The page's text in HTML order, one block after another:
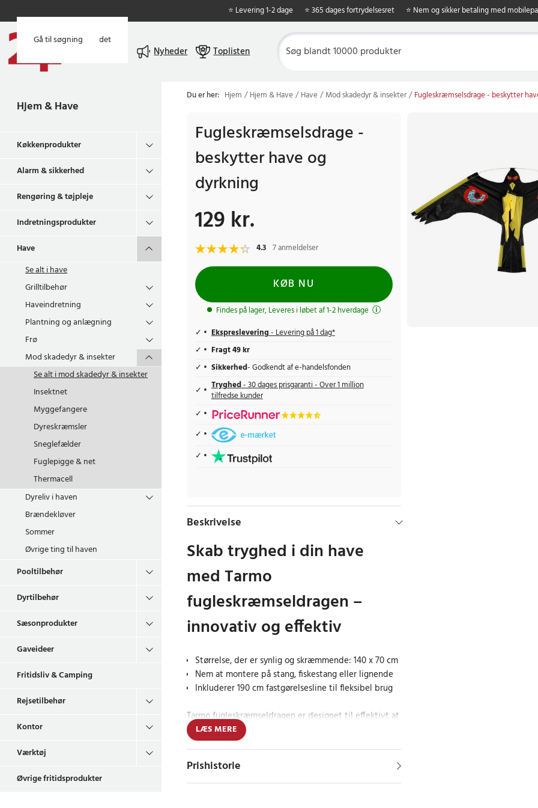
Gå til hovedindholdet
Gå til søgning
⭐ Levering 1-2 dage ⭐ 365 dages fortrydelsesret ⭐ Nem og sikker betaling med
Nyheder Toplisten
Hjem & Have
Køkkenprodukter
Alarm & sikkerhed
Rengøring & tøjpleje
Indretningsprodukter
Have
Se alt ihave
Grilltilbehør
Haveindretning
Plantning og anlægning
Frø
Mod skadedyr & insekter
Se alt imod skadedyr & insekter
Insektnet
Myggefangere
Dyreskræmsler
Sneglefælder
Fuglepigge & net
Thermacell
Dyreliv i haven
Brændekløver
Sommer
Øvrige ting til haven
Pooltilbehør
Dyrtilbehør
Sæsonprodukter
Gaveideer
Fritidsliv & Camping
Rejsetilbehør
Kontor
Værktøj
Øvrige fritidsprodukter
Du er her: Hjem Hjem & Have Have Mod skadedyr & insekter Fugleskræmselsdrage - beskytter
Fugleskræmselsdrage -
beskytter have og
dyrkning
Pris:129 kr.
129 kr.
4.3 7 anmeldelser
KØB NU
Findes på lager, Leveres i løbet af 1-2 hverdage
Ekspreslevering- Levering på 1 dag*
Fragt 49 kr
Sikkerhed- Godkendt af e-handelsfonden
Tryghed- 30 dages prisgaranti - Over 1 million
tilfredse kunder
Beskrivelse
Skab tryghed i din have
med Tarmo
fugleskræmseldragen –
innovativ og effektiv
Størrelse, der er synlig og skræmmende: 140 x 70 cm
Nem at montere på stang, fiskestang eller lignende
Inkluderer 190 cm fastgørelsesline til fleksibel brug
Tarmo fugleskræmseldragen er designet til effektivt at
afskrække fugle fra at lande og beskadige haver eller
afgrøder. Med sine mål på 140 x 70 cm er den synlig og
stang, en fiskestang eller enhver anden lang genstand
og kommer med en 190 cm lang fastgørelsesline, som
LÆS MERE
Prishistorie